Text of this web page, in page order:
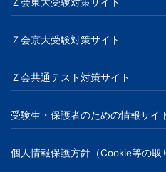
Ｚ会東大受験対策サイト
Ｚ会京大受験対策サイト
Ｚ会共通テスト対策サイト
受験生・保護者のための情報サイ
個人情報保護方針（Cookie等の取